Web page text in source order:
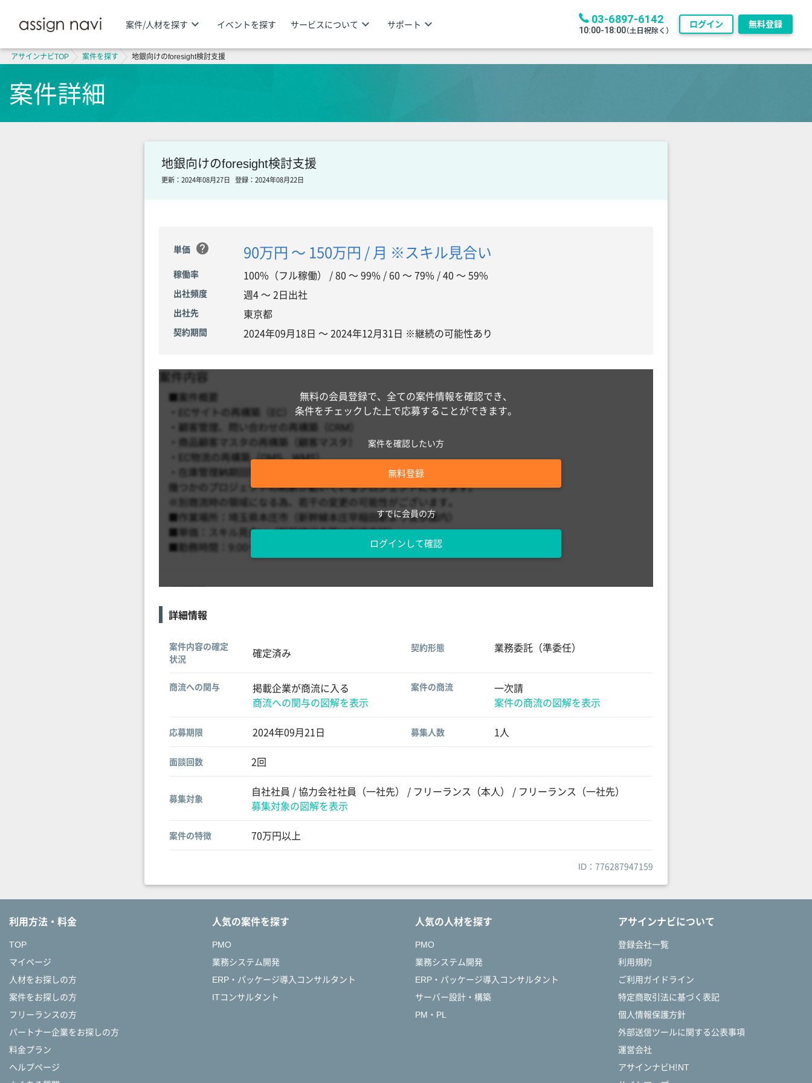
案件/人材を探す keyboard_arrow_down イベントを探す サービスについて keyboard_arrow_down サポート keyboard_arrow_down 03-6897-6142
10:00-18:00（土日祝除く）
ログイン 無料登録
アサインナビTOP 案件を探す 地銀向けのforesight検討支援
案件詳細
地銀向けのforesight検討支援
更新：2024年08月27日 登録：2024年08月22日
単価 help 90万円 〜 150万円 / 月 ※スキル見合い
稼働率 100%（フル稼働） / 80 〜 99% / 60 〜 79% / 40 〜 59%
出社頻度 週4 〜 2日出社
出社先 東京都
契約期間 2024年09月18日 〜 2024年12月31日 ※継続の可能性あり
無料の会員登録で、全ての案件情報を確認でき、
条件をチェックした上で応募することができます。
案件を確認したい方
無料登録
すでに会員の方
ログインして確認
詳細情報
案件内容の確定
状況
確定済み 契約形態 業務委託（準委任）
商流への関与
掲載企業が商流に入る
商流への関与の図解を表示
案件の商流
一次請
案件の商流の図解を表示
応募期限 2024年09月21日 募集人数 1人
面談回数 2回
募集対象
自社社員 / 協力会社社員（一社先） / フリーランス（本人） / フリーランス（一社先）
募集対象の図解を表示
案件の特徴 70万円以上
ID：776287947159
利用方法・料金
TOP
マイページ
人材をお探しの方
案件をお探しの方
フリーランスの方
パートナー企業をお探しの方
料金プラン
ヘルプページ
人気の案件を探す
PMO
業務システム開発
ERP・パッケージ導入コンサルタント
ITコンサルタント
人気の人材を探す
PMO
業務システム開発
ERP・パッケージ導入コンサルタント
サーバー設計・構築
PM・PL
アサインナビについて
登録会社一覧
利用規約
ご利用ガイドライン
特定商取引法に基づく表記
個人情報保護方針
外部送信ツールに関する公表事項
運営会社
アサインナビH!NT